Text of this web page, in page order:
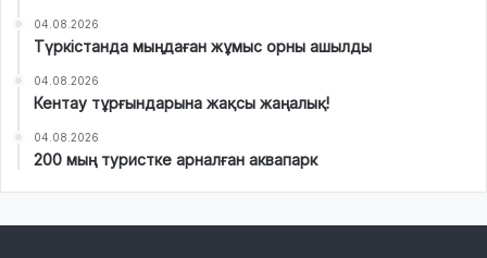
04.08.2026
Түркістанда мыңдаған жұмыс орны ашылды
04.08.2026
Кентау тұрғындарына жақсы жаңалық!
04.08.2026
200 мың туристке арналған аквапарк